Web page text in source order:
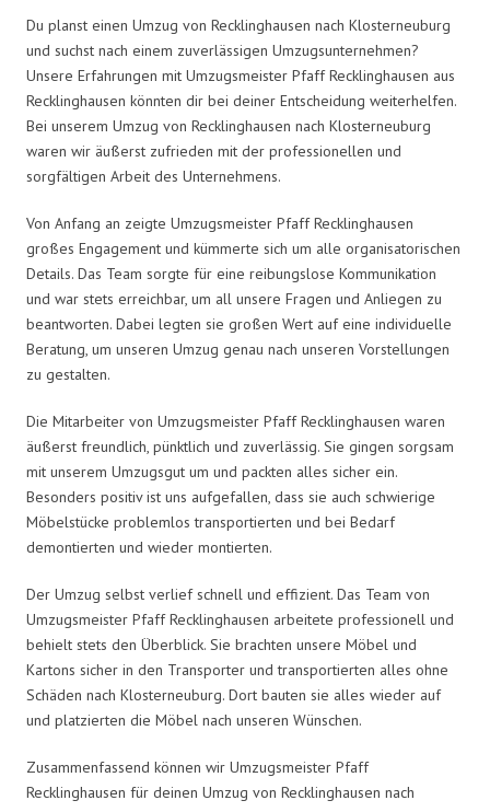
Du planst einen Umzug von Recklinghausen nach Klosterneuburg
und suchst nach einem zuverlässigen Umzugsunternehmen?
Unsere Erfahrungen mit Umzugsmeister Pfaff Recklinghausen aus
Recklinghausen könnten dir bei deiner Entscheidung weiterhelfen.
Bei unserem Umzug von Recklinghausen nach Klosterneuburg
waren wir äußerst zufrieden mit der professionellen und
sorgfältigen Arbeit des Unternehmens.
Von Anfang an zeigte Umzugsmeister Pfaff Recklinghausen
großes Engagement und kümmerte sich um alle organisatorischen
Details. Das Team sorgte für eine reibungslose Kommunikation
und war stets erreichbar, um all unsere Fragen und Anliegen zu
beantworten. Dabei legten sie großen Wert auf eine individuelle
Beratung, um unseren Umzug genau nach unseren Vorstellungen
zu gestalten.
Die Mitarbeiter von Umzugsmeister Pfaff Recklinghausen waren
äußerst freundlich, pünktlich und zuverlässig. Sie gingen sorgsam
mit unserem Umzugsgut um und packten alles sicher ein.
Besonders positiv ist uns aufgefallen, dass sie auch schwierige
Möbelstücke problemlos transportierten und bei Bedarf
demontierten und wieder montierten.
Der Umzug selbst verlief schnell und effizient. Das Team von
Umzugsmeister Pfaff Recklinghausen arbeitete professionell und
behielt stets den Überblick. Sie brachten unsere Möbel und
Kartons sicher in den Transporter und transportierten alles ohne
Schäden nach Klosterneuburg. Dort bauten sie alles wieder auf
und platzierten die Möbel nach unseren Wünschen.
Zusammenfassend können wir Umzugsmeister Pfaff
Recklinghausen für deinen Umzug von Recklinghausen nach